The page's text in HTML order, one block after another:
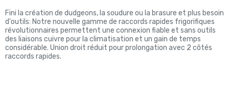
Fini la création de dudgeons, la soudure ou la brasure et plus besoin
d'outils: Notre nouvelle gamme de raccords rapides frigorifiques
révolutionnaires permettent une connexion fiable et sans outils
des liaisons cuivre pour la climatisation et un gain de temps
considérable. Union droit réduit pour prolongation avec 2 côtés
raccords rapides.